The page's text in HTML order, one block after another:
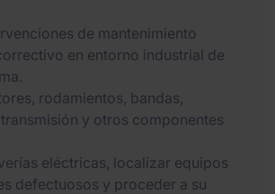
de mantenimiento
en entorno industrial de
rodamientos, bandas,
y otros componentes
eléctricas, localizar equipos
defectuosos y proceder a su